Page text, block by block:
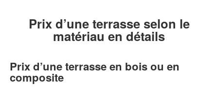
Prix d’une terrasse selon le
matériau en détails
Prix d’une terrasse en bois ou en
composite